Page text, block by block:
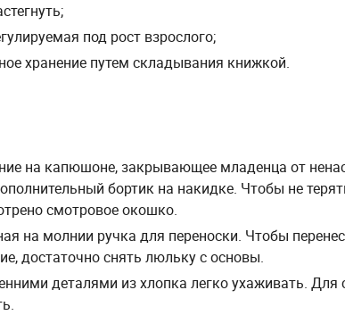
под рост взрослого;
хранение путем складывания книжкой.
на капюшоне, закрывающее младенца от
бортик на накидке. Чтобы не
смотровое окошко.
на молнии ручка для переноски. Чтобы
достаточно снять люльку с основы.
деталями из хлопка легко ухаживать. Для